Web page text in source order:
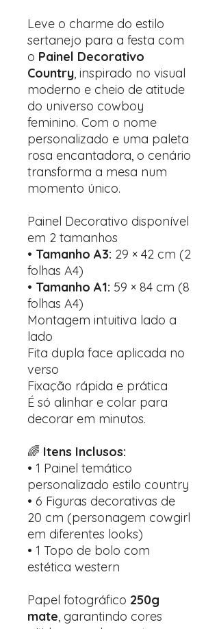
Leve o charme do estilo
sertanejo para a festa com
o Painel Decorativo
Country, inspirado no visual
moderno e cheio de atitude
do universo cowboy
feminino. Com o nome
personalizado e uma paleta
rosa encantadora, o cenário
transforma a mesa num
momento único.
Painel Decorativo disponível
em 2 tamanhos
• Tamanho A3: 29 × 42 cm (2
folhas A4)
• Tamanho A1: 59 × 84 cm (8
folhas A4)
Montagem intuitiva lado a
lado
Fita dupla face aplicada no
verso
Fixação rápida e prática
É só alinhar e colar para
decorar em minutos.
🌈 Itens Inclusos:
• 1 Painel temático
personalizado estilo country
• 6 Figuras decorativas de
20 cm (personagem cowgirl
em diferentes looks)
• 1 Topo de bolo com
estética western
Papel fotográfico 250g
mate, garantindo cores